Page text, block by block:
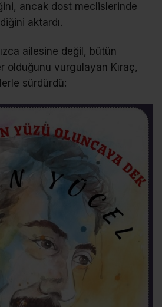
ancak dost meclislerinde
aktardı.
ailesine değil, bütün
olduğunu vurgulayan Kıraç,
sürdürdü: